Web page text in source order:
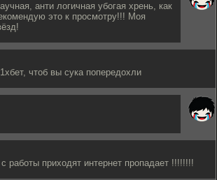
анти логичная убогая хрень, как
это к просмотру!!! Моя
чтоб вы сука попередохли
работы приходят интернет пропадает !!!!!!!!